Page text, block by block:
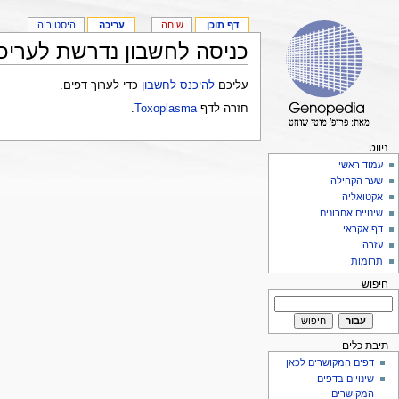
כניסה לחשבון נדרשת
עליכם להיכנס לחשבון כדי לערוך דפים.
חזרה לדף Toxoplasma
.
דף תוכן שיחה עריכה היסטוריה
ניווט
עמוד ראשי
שער הקהילה
אקטואליה
שינויים אחרונים
דף אקראי
עזרה
תרומות
חיפוש
תיבת כלים
דפים המקושרים לכאן
שינויים בדפים
המקושרים